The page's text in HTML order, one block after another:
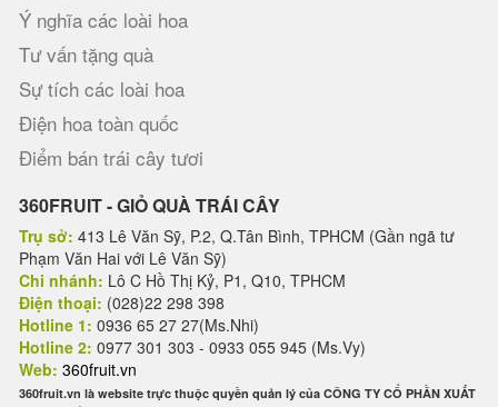
Ý nghĩa các loài hoa
Tư vấn tặng quà
Sự tích các loài hoa
Điện hoa toàn quốc
Điểm bán trái cây tươi
360FRUIT - GIỎ QUÀ TRÁI CÂY
Trụ sở: 413 Lê Văn Sỹ, P.2, Q.Tân Bình, TPHCM (Gần ngã tư
Phạm Văn Hai với Lê Văn Sỹ)
Chi nhánh: Lô C Hồ Thị Kỷ, P1, Q10, TPHCM
Điện thoại: (028)22 298 398
Hotline 1: 0936 65 27 27(Ms.Nhi)
Hotline 2: 0977 301 303 - 0933 055 945 (Ms.Vy)
Web: 360fruit.vn
360fruit.vn là website trực thuộc quyền quản lý của CÔNG TY CỔ PHẦN XUẤT